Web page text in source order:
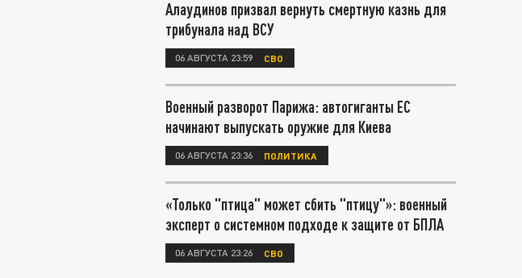
Алаудинов призвал вернуть смертную казнь для
трибунала над ВСУ
06 АВГУСТА 23:59 СВО
Военный разворот Парижа: автогиганты ЕС
начинают выпускать оружие для Киева
06 АВГУСТА 23:36 ПОЛИТИКА
«Только "птица" может сбить "птицу"»: военный
эксперт о системном подходе к защите от БПЛА
06 АВГУСТА 23:26 СВО